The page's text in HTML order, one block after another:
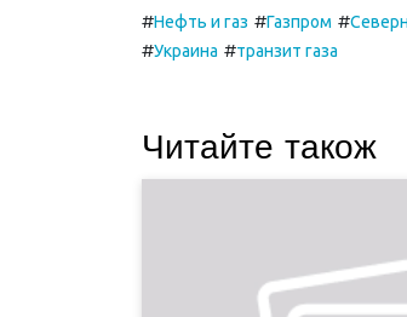
#Нефть и газ #Газпром #
#Украина #транзит газа
Читайте також